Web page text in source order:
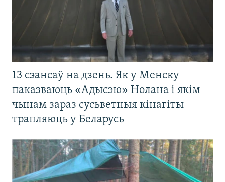
13 сэансаў на дзень. Як у Менску
паказваюць «Адысэю» Нолана і якім
чынам зараз сусьветныя кінагіты
трапляюць у Беларусь